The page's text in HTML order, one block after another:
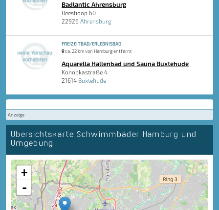
Badlantic Ahrensburg
Reeshoop 60
22926 Ahrensburg
FREIZEITBAD/ERLEBNISBAD
ca. 22 km von Hamburg entfernt
Aquarella Hallenbad und Sauna Buxtehude
Konopkastraße 4
21614 Buxtehude
Anzeige
Übersichtskarte Schwimmbäder Hamburg und
Umgebung
+
-